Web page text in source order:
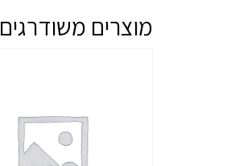
מוצרים משודרגים